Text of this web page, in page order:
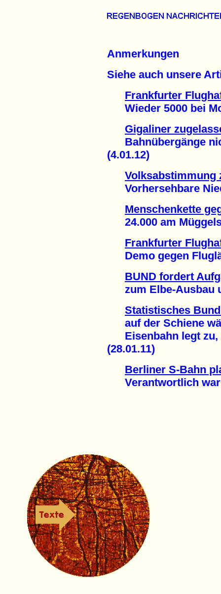
Anmerkungen
Siehe auch unsere
Frankfurter
Wieder 5000 bei
Gigaliner
Bahnübergänge
(4.01.12)
Volksabstimmung
Vorhersehbare
Menschenkette
24.000 am
Frankfurter
Demo gegen
BUND fordert
zum Elbe-Ausbau
Statistisches
auf der Schiene
Eisenbahn legt zu,
(28.01.11)
Berliner S-Bahn
Verantwortlich war